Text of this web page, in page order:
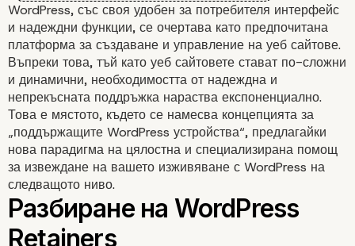
WordPress, със своя удобен за потребителя интерфейс
и надеждни функции, се очертава като предпочитана
платформа за създаване и управление на уеб сайтове.
Въпреки това, тъй като уеб сайтовете стават по-сложни
и динамични, необходимостта от надеждна и
непрекъсната поддръжка нараства експоненциално.
Това е мястото, където се намесва концепцията за
„поддържащите WordPress устройства“, предлагайки
нова парадигма на цялостна и специализирана помощ
за извеждане на вашето изживяване с WordPress на
следващото ниво.